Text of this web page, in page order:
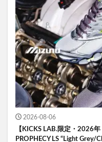
2026-08-06
【KICKS LAB.限定・2026
PROPHECY LS “Light Grey/